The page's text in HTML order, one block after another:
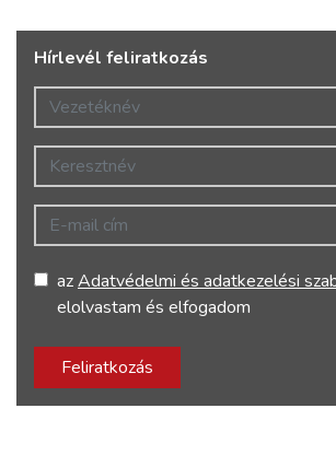
Hírlevél feliratkozás
Vezetéknév
Keresztnév
E-mail cím
azAdatvédelmi és adatkezelési
elolvastam és elfogadom
Feliratkozás